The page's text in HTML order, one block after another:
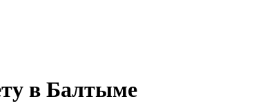
в Балтыме